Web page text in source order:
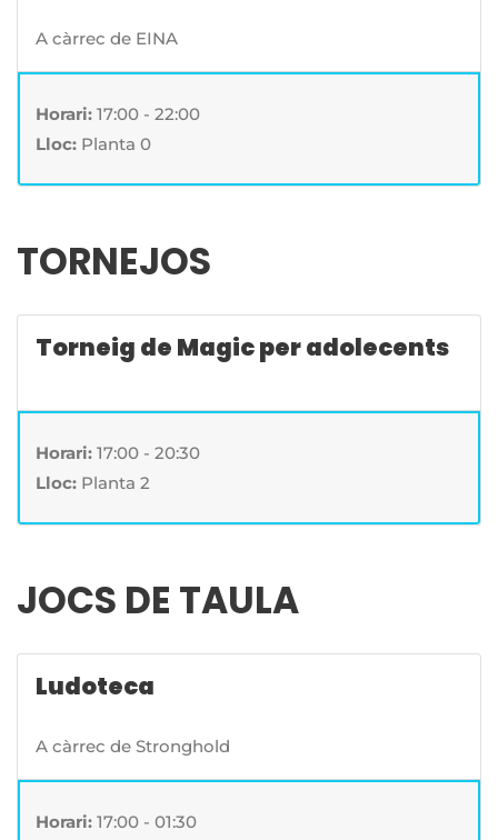
A càrrec de EINA
Horari: 17:00 - 22:00
Lloc: Planta 0
TORNEJOS
Torneig de Magic per adolecents
Horari: 17:00 - 20:30
Lloc: Planta 2
JOCS DE TAULA
Ludoteca
A càrrec de Stronghold
Horari: 17:00 - 01:30